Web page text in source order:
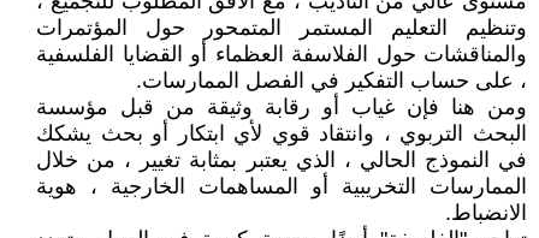
وتنظيم التعليم المستمر المتمحور حول المؤتمرات
والمناقشات حول الفلاسفة العظماء أو القضايا الفلسفية
، على حساب التفكير في الفصل الممارسات.
ومن هنا فإن غياب أو رقابة وثيقة من قبل مؤسسة
البحث التربوي ، وانتقاد قوي لأي ابتكار أو بحث يشكك
في النموذج الحالي ، الذي يعتبر بمثابة تغيير ، من خلال
الممارسات التخريبية أو المساهمات الخارجية ، هوية
الانضباط.